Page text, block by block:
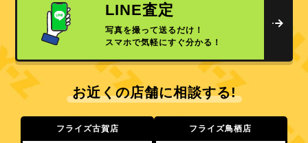
LINE査定
写真を撮って送るだけ！
スマホで気軽にすぐ分かる！
お近くの店舗に相談する!
フライズ古賀店 フライズ鳥栖店